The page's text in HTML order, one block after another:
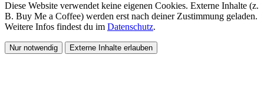
Diese Website verwendet keine eigenen Cookies. Externe Inhalte (z.
B. Buy Me a Coffee) werden erst nach deiner Zustimmung geladen.
Weitere Infos findest du im Datenschutz.
Nur notwendig Externe Inhalte erlauben